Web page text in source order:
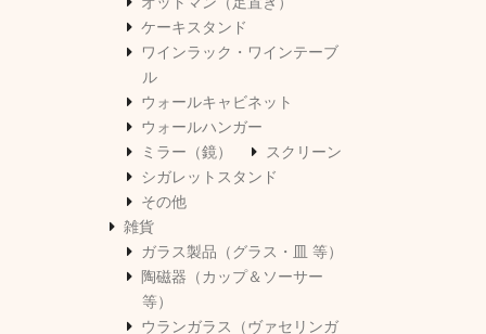
ケーキスタンド
ワインラック・ワインテーブ
ル
ウォールキャビネット
ウォールハンガー
ミラー（鏡）
スクリーン
シガレットスタンド
その他
雑貨
ガラス製品（グラス・皿 等）
陶磁器（カップ＆ソーサー
等）
ウランガラス（ヴァセリンガ